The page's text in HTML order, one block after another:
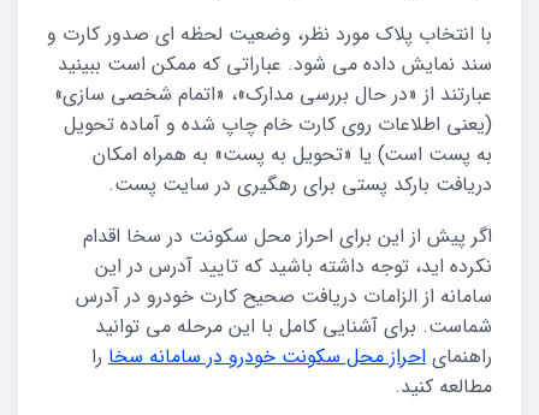
با انتخاب پلاک مورد نظر، وضعیت لحظه ای صدور کارت و
سند نمایش داده می شود. عباراتی که ممکن است ببینید
عبارتند از «در حال بررسی مدارک»، «اتمام شخصی سازی»
(یعنی اطلاعات روی کارت خام چاپ شده و آماده تحویل
به پست است) یا «تحویل به پست» به همراه امکان
دریافت بارکد پستی برای رهگیری در سایت پست.
اگر پیش از این برای احراز محل سکونت در سخا اقدام
نکرده اید، توجه داشته باشید که تایید آدرس در این
سامانه از الزامات دریافت صحیح کارت خودرو در آدرس
شماست. برای آشنایی کامل با این مرحله می توانید
راهنمای احراز محل سکونت خودرو در سامانه سخا را
مطالعه کنید.